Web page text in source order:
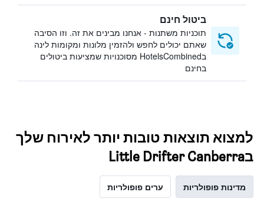
ביטול חינם
תוכניות משתנות - אנחנו מבינים את זה. וזו הסיבה
שאתם יכולים לחפש ולהזמין מלונות ומקומות לינה
בHotelsCombined מסוכנויות שמציעות ביטולים
בחינם
למצוא תוצאות טובות יותר לאירוח שלך
בLittle Drifter Canberra
מדינות פופולריות ערים פופולריות